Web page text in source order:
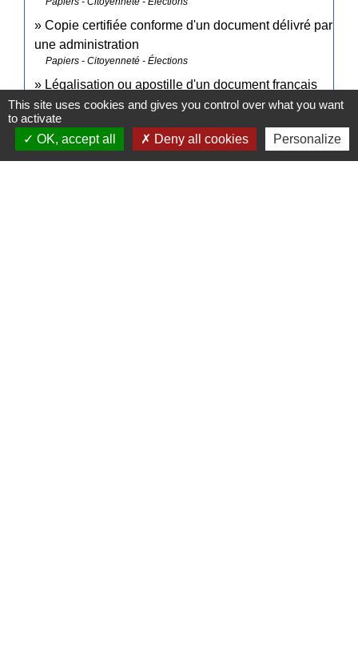
Copie certifiée conforme d'un document délivré par
une administration
Papiers - Citoyenneté - Élections
Légalisation ou apostille d'un document français
pour une autorité étrangère
Papiers - Citoyenneté - Élections
Légalisation de documents d'origine étrangère
(authentification)
This site uses cookies and gives you control over what you want
to activate
OK, accept all
Deny all cookies Personalize